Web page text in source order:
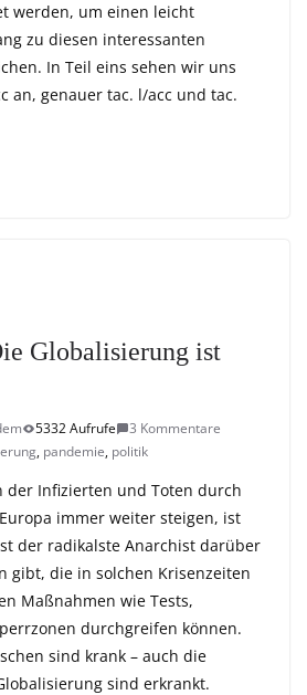
werden, um einen leicht
zu diesen interessanten
In Teil eins sehen wir uns
an, genauer tac. l/acc und tac.
Globalisierung ist
5332 Aufrufe
3 Kommentare
, pandemie, politik
der Infizierten und Toten durch
immer weiter steigen, ist
der radikalste Anarchist darüber
gibt, die in solchen Krisenzeiten
Maßnahmen wie Tests,
durchgreifen können.
sind krank – auch die
sind erkrankt.